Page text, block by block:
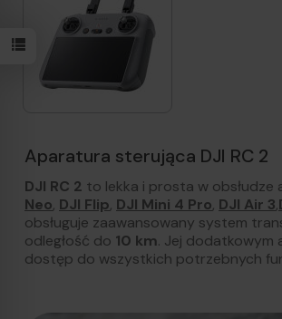
Aparatura sterująca DJI RC 2
DJI RC 2 to lekka i prosta w
Neo, DJI Flip, DJI Mini 4 Pro, DJI Air 3,
obsługuje zaawansowany system
odległość do 10 km. Jej dodatkowym
dostęp do wszystkich potrzebnych